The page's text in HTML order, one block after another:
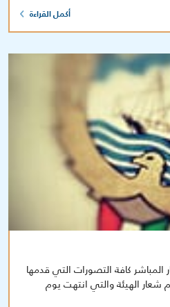
أكمل القراءة
كافة التصورات التي قدمها
الهيئة والتي انتهت يوم